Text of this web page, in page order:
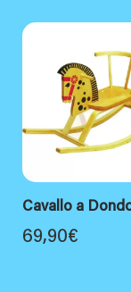
Cavallo a
69,90€